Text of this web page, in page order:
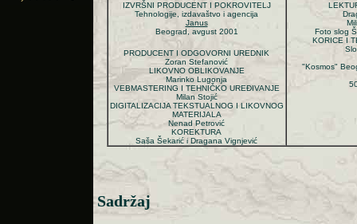
IZVRŠNI PRODUCENT I POKROVITELJ
Tehnologije, izdavaštvo i agencija
Janus
Beograd, avgust2001
PRODUCENT I ODGOVORNI UREDNIK
Zoran Stefanović
LIKOVNO OBLIKOVANJE
Marinko Lugonja
VEBMASTERING I TEHNIČKO UREĐIVANJE
Milan Stojić
DIGITALIZACIJA TEKSTUALNOG I LIKOVNOG
MATERIJALA
Nenad Petrović
KOREKTURA
Saša Šekarić i Dragana Vignjević
Foto slog
KORICE I
"Kosmos"
Sadržaj